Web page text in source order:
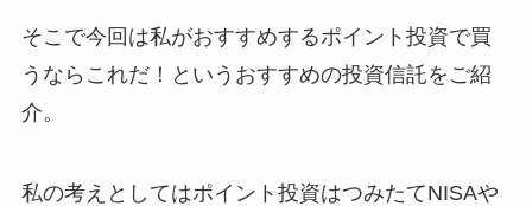
そこで今回は私がおすすめするポイント投資で買
うならこれだ！というおすすめの投資信託をご紹
介。
私の考えとしてはポイント投資はつみたてNISAや